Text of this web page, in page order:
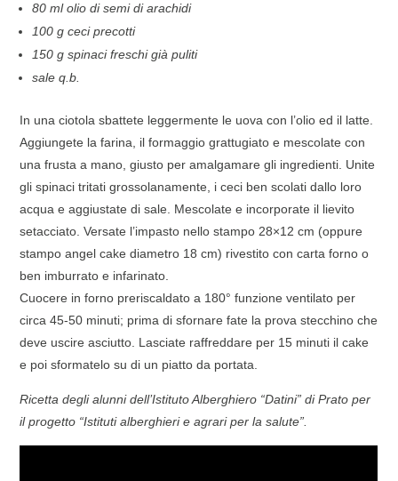
80 ml olio di semi di arachidi
100 g ceci precotti
150 g spinaci freschi già puliti
sale q.b.
In una ciotola sbattete leggermente le uova con l’olio ed il latte.
Aggiungete la farina, il formaggio grattugiato e mescolate con
una frusta a mano, giusto per amalgamare gli ingredienti. Unite
gli spinaci tritati grossolanamente, i ceci ben scolati dallo loro
acqua e aggiustate di sale. Mescolate e incorporate il lievito
setacciato. Versate l’impasto nello stampo 28×12 cm (oppure
stampo angel cake diametro 18 cm) rivestito con carta forno o
ben imburrato e infarinato.
Cuocere in forno preriscaldato a 180° funzione ventilato per
circa 45-50 minuti; prima di sfornare fate la prova stecchino che
deve uscire asciutto. Lasciate raffreddare per 15 minuti il cake
e poi sformatelo su di un piatto da portata.
Ricetta degli alunni dell’Istituto Alberghiero “Datini” di Prato per
il progetto “Istituti alberghieri e agrari per la salute”.